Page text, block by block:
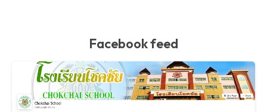
Facebook feed